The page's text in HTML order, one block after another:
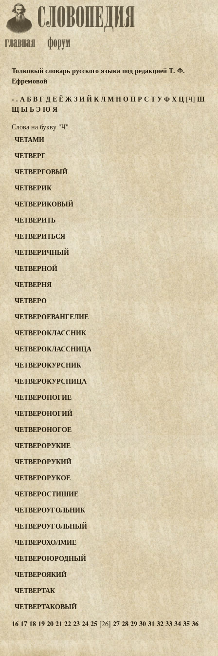
Толковый словарь русского языка под редакцией Т. Ф.
Ефремовой
- . АБВГДЕЁЖЗИЙКЛМНОПР С ТУФХЦ [Ч] Ш
ЩЫЬЭ ЮЯ
Слова на букву "Ч"
ЧЕТАМИ
ЧЕТВЕРГ
ЧЕТВЕРГОВЫЙ
ЧЕТВЕРИК
ЧЕТВЕРИКОВЫЙ
ЧЕТВЕРИТЬ
ЧЕТВЕРИТЬСЯ
ЧЕТВЕРИЧНЫЙ
ЧЕТВЕРНОЙ
ЧЕТВЕРНЯ
ЧЕТВЕРО
ЧЕТВЕРОЕВАНГЕЛИЕ
ЧЕТВЕРОКЛАССНИК
ЧЕТВЕРОКЛАССНИЦА
ЧЕТВЕРОКУРСНИК
ЧЕТВЕРОКУРСНИЦА
ЧЕТВЕРОНОГИЕ
ЧЕТВЕРОНОГИЙ
ЧЕТВЕРОНОГОЕ
ЧЕТВЕРОРУКИЕ
ЧЕТВЕРОРУКИЙ
ЧЕТВЕРОРУКОЕ
ЧЕТВЕРОСТИШИЕ
ЧЕТВЕРОУГОЛЬНИК
ЧЕТВЕРОУГОЛЬНЫЙ
ЧЕТВЕРОХОЛМИЕ
ЧЕТВЕРОЮРОДНЫЙ
ЧЕТВЕРОЯКИЙ
ЧЕТВЕРТАК
ЧЕТВЕРТАКОВЫЙ
16 17 18 192021 22232425[26] 27282930313233343536